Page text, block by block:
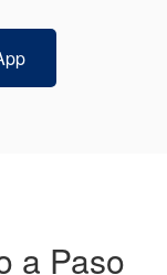
a Paso